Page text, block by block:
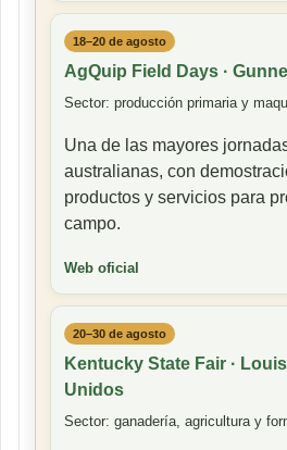
18–20 de agosto
AgQuip Field Days ·
Sector: producción primaria y
Una de las mayores
australianas, con
productos y servicios para
campo.
Web oficial
20–30 de agosto
Kentucky State Fair ·
Unidos
Sector: ganadería, agricultura y